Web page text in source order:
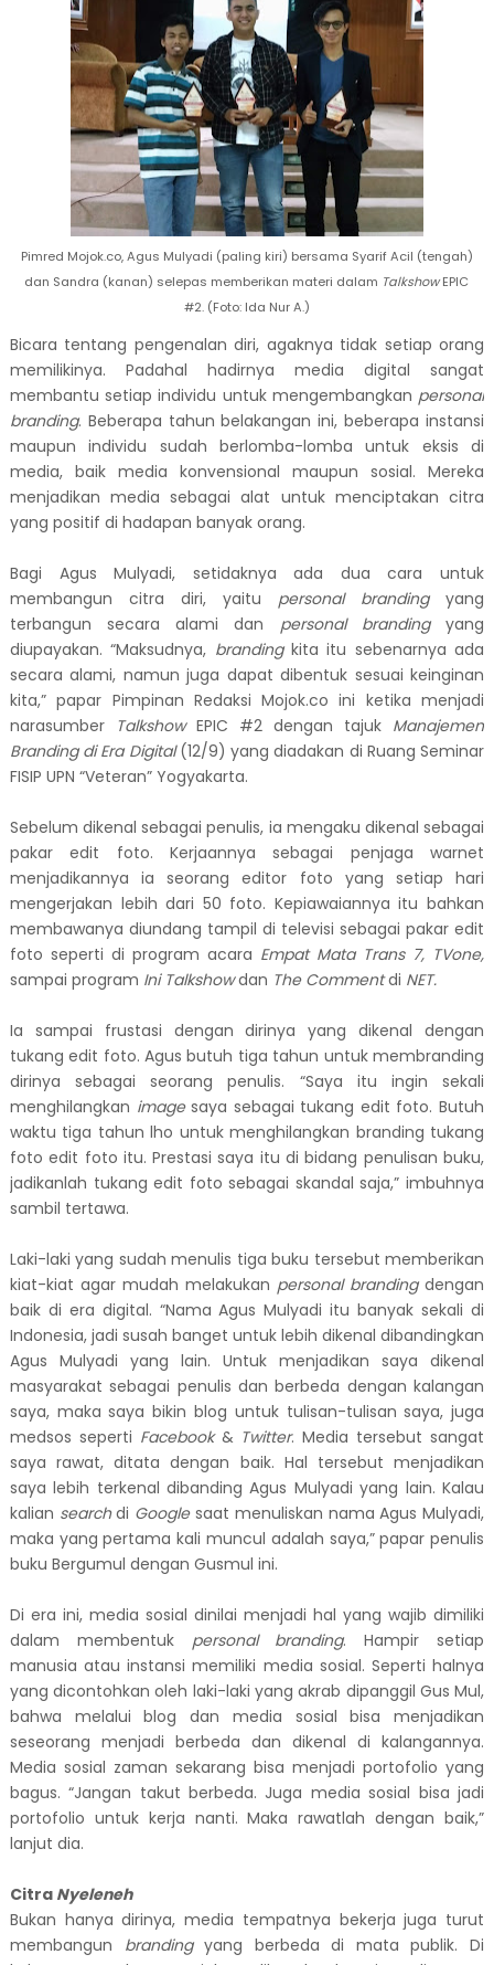
Pimred Mojok.co, Agus Mulyadi (paling kiri) bersama Syarif Acil (tengah)
dan Sandra (kanan) selepas memberikan materi dalam TalkshowEPIC
#2. (Foto: Ida Nur A.)
Bicara tentang pengenalan diri, agaknya tidak setiap orang
memilikinya. Padahal hadirnya media digital sangat
membantu setiap individu untuk mengembangkan personal
branding. Beberapa tahun belakangan ini, beberapa instansi
maupun individu sudah berlomba-lomba untuk eksis di
media, baik media konvensional maupun sosial. Mereka
menjadikan media sebagai alat untuk menciptakan citra
yang positif di hadapan banyak orang.
Bagi Agus Mulyadi, setidaknya ada dua cara untuk
membangun citra diri, yaitu personal brandingyang
terbangun secara alami dan personal brandingyang
diupayakan. “Maksudnya, brandingkita itu sebenarnya ada
secara alami, namun juga dapat dibentuk sesuai keinginan
kita,” papar Pimpinan Redaksi Mojok.co ini ketika menjadi
narasumber
TalkshowEPIC #2 dengan tajuk Manajemen
Branding di Era Digital(12/9) yang diadakan di Ruang Seminar
FISIP UPN “Veteran” Yogyakarta.
Sebelum dikenal sebagai penulis, ia mengaku dikenal sebagai
pakar edit foto. Kerjaannya sebagai penjaga warnet
menjadikannya ia seorang editor foto yang setiap hari
mengerjakan lebih dari 50 foto. Kepiawaiannya itu bahkan
membawanya diundang tampil di televisi sebagai pakar edit
foto seperti di program acara Empat Mata Trans 7, TVone,
sampai program Ini Talkshowdan The Commentdi NET.
Ia sampai frustasi dengan dirinya yang dikenal dengan
tukang edit foto. Agus butuh tiga tahun untuk membranding
dirinya sebagai seorang penulis. “Saya itu ingin sekali
menghilangkan imagesaya sebagai tukang edit foto. Butuh
waktu tiga tahun lho untuk menghilangkan branding tukang
foto edit foto itu. Prestasi saya itu di bidang penulisan buku,
jadikanlah tukang edit foto sebagai skandal saja,” imbuhnya
sambil tertawa.
Laki-laki yang sudah menulis tiga buku tersebut memberikan
kiat-kiat agar mudah melakukan personal brandingdengan
baik di era digital. “Nama Agus Mulyadi itu banyak sekali di
Indonesia, jadi susah banget untuk lebih dikenal dibandingkan
Agus Mulyadi yang lain. Untuk menjadikan saya dikenal
masyarakat sebagai penulis dan berbeda dengan kalangan
saya, maka saya bikin blog untuk tulisan-tulisan saya, juga
medsos seperti Facebook& Twitter. Media tersebut sangat
saya rawat, ditata dengan baik. Hal tersebut menjadikan
saya lebih terkenal dibanding Agus Mulyadi yang lain. Kalau
kalian searchdi Googlesaat menuliskan nama Agus Mulyadi,
maka yang pertama kali muncul adalah saya,” papar penulis
buku Bergumul dengan Gusmul ini.
Di era ini, media sosial dinilai menjadi hal yang wajib dimiliki
dalam membentuk personal branding. Hampir setiap
manusia atau instansi memiliki media sosial. Seperti halnya
yang dicontohkan oleh laki-laki yang akrab dipanggil Gus Mul,
bahwa melalui blog dan media sosial bisa menjadikan
seseorang menjadi berbeda dan dikenal di kalangannya.
Media sosial zaman sekarang bisa menjadi portofolio yang
bagus. “Jangan takut berbeda. Juga media sosial bisa jadi
portofolio untuk kerja nanti. Maka rawatlah dengan baik,”
lanjut dia.
Citra Nyeleneh
Bukan hanya dirinya, media tempatnya bekerja juga turut
membangun brandingyang berbeda di mata publik. Di